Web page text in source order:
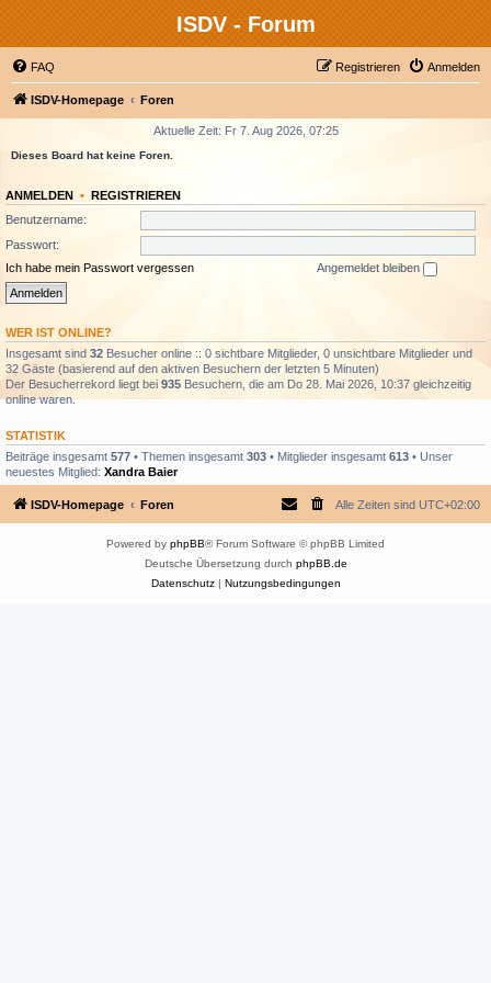
ISDV - Forum
FAQ Anmelden
Registrieren
ISDV-Homepage Foren
Aktuelle Zeit: Fr 7. Aug 2026, 07:25
Dieses Board hat keine Foren.
ANMELDEN • REGISTRIEREN
Benutzername:
Passwort:
Ich habe mein Passwort vergessen
Angemeldet bleiben
WER IST ONLINE?
Insgesamt sind 32 Besucher online :: 0 sichtbare Mitglieder, 0 unsichtbare Mitglieder und
32 Gäste (basierend auf den aktiven Besuchern der letzten 5 Minuten)
Der Besucherrekord liegt bei 935 Besuchern, die am Do 28. Mai 2026, 10:37 gleichzeitig
online waren.
STATISTIK
Beiträge insgesamt 577 • Themen insgesamt 303 • Mitglieder insgesamt 613 • Unser
neuestes Mitglied: Xandra Baier
ISDV-Homepage Foren Alle Zeiten sind UTC+02:00
Powered by phpBB® Forum Software © phpBB Limited
Deutsche Übersetzung durch phpBB.de
Datenschutz| Nutzungsbedingungen